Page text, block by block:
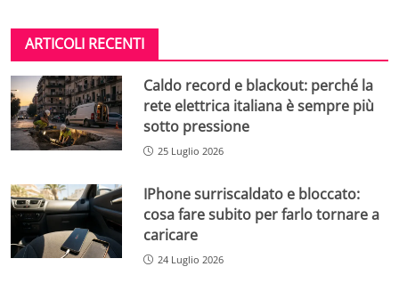
ARTICOLI RECENTI
Caldo record e blackout: perché la
rete elettrica italiana è sempre più
sotto pressione
25 Luglio 2026
IPhone surriscaldato e bloccato:
cosa fare subito per farlo tornare a
caricare
24 Luglio 2026